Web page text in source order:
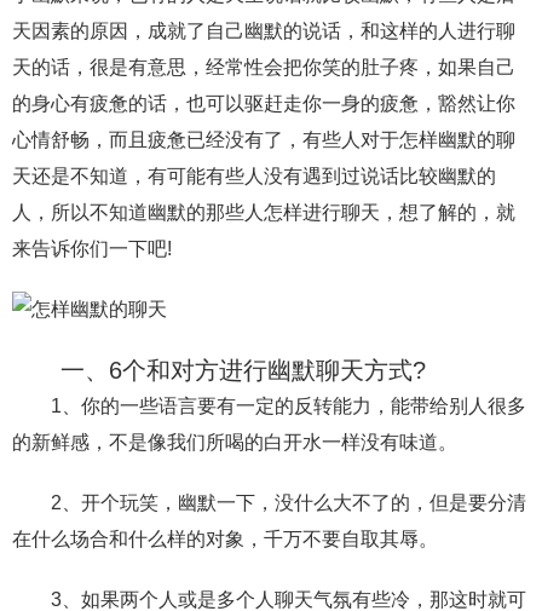
爱情诗句 狮子座男生 爱情歌曲 爱情图片
爱情小说 巨蟹座男生 爱情电影 双子座男生
不和 金牛座男生 白羊座男生 吵架
财产分割 外遇 分手 第三者 心态
变心 感人 伤感 婚姻问题 脾气
十二生肖
异地恋 明星 气质 美妆 情感挽回
化妆 挽留前任 避孕 挽回男友 孕妇食谱
经营婚姻 婚姻修复 孕早期 感情挽回
天因素的原因，成就了自己幽默的说话，和这样的人进行聊
天的话，很是有意思，经常性会把你笑的肚子疼，如果自己
的身心有疲惫的话，也可以驱赶走你一身的疲惫，豁然让你
心情舒畅，而且疲惫已经没有了，有些人对于怎样幽默的聊
天还是不知道，有可能有些人没有遇到过说话比较幽默的
人，所以不知道幽默的那些人怎样进行聊天，想了解的，就
来告诉你们一下吧!
一、6个和对方进行幽默聊天方式?
1、你的一些语言要有一定的反转能力，能带给别人很多
的新鲜感，不是像我们所喝的白开水一样没有味道。
2、开个玩笑，幽默一下，没什么大不了的，但是要分清
在什么场合和什么样的对象，千万不要自取其辱。
3、如果两个人或是多个人聊天气氛有些冷，那这时就可